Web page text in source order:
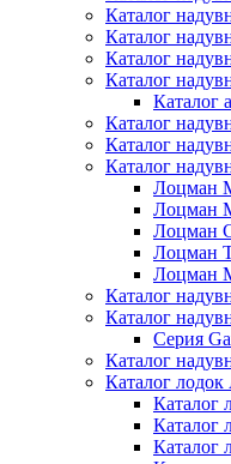
Каталог
Каталог
Каталог
Каталог
Каталог
Каталог
Каталог
Каталог
Лоцман
Лоцман
Лоцман
Лоцман
Лоцман
Каталог
Каталог
Серия
Каталог
Каталог
Каталог
Каталог
Каталог